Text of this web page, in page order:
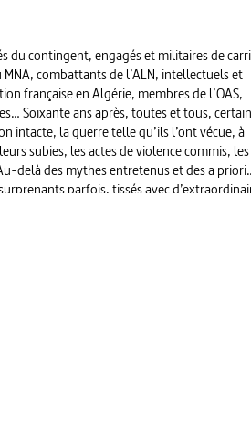
du contingent, engagés et militaires de
combattants de l’ALN, intellectuels et
française en Algérie, membres de l’OAS,
Soixante ans après, toutes et tous,
intacte, la guerre telle qu’ils l’ont vécue, à
subies, les actes de violence commis, les
delà des mythes entretenus et des a priori
parfois, tissés avec
d’une histoire qui encombre encore